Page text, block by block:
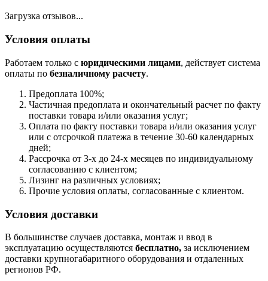
Загрузка отзывов...
Условия оплаты
Работаем только с юридическими лицами, действует система
оплаты по безналичному расчету.
Предоплата 100%;
Частичная предоплата и окончательный расчет по факту
поставки товара и/или оказания услуг;
Оплата по факту поставки товара и/или оказания услуг
или с отсрочкой платежа в течение 30-60 календарных
дней;
Рассрочка от 3-х до 24-х месяцев по индивидуальному
согласованию с клиентом;
Лизинг на различных условиях;
Прочие условия оплаты, согласованные с клиентом.
Условия доставки
В большинстве случаев доставка, монтаж и ввод в
эксплуатацию осуществляются бесплатно, за исключением
доставки крупногабаритного оборудования и отдаленных
регионов РФ.